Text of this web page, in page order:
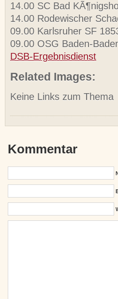
14.00 SC Bad
14.00 Rodewischer
09.00 Karlsruher SF
09.00 OSG Baden-
DSB-Ergebnisdienst
Related Images:
Keine Links zum Thema
Kommentar